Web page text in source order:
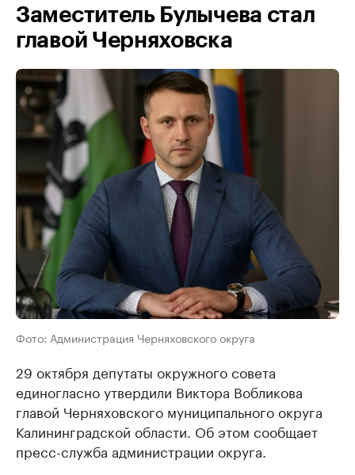
Заместитель Булычева стал
главой Черняховска
Фото: Администрация Черняховского округа
29 октября депутаты окружного совета
единогласно утвердили Виктора Вобликова
главой Черняховского муниципального округа
Калининградской области. Об этом сообщает
пресс-служба администрации округа.